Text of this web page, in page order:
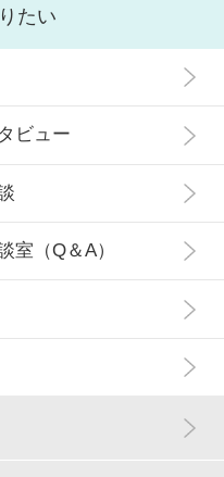
たい
ビュー
室（Q＆A）